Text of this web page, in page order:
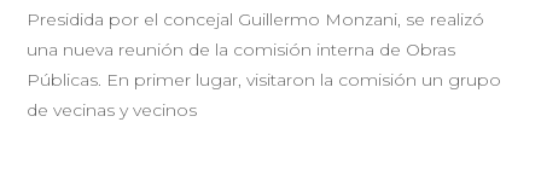
Presidida por el concejal Guillermo Monzani, se realizó
una nueva reunión de la comisión interna de Obras
Públicas. En primer lugar, visitaron la comisión un grupo
de vecinas y vecinos